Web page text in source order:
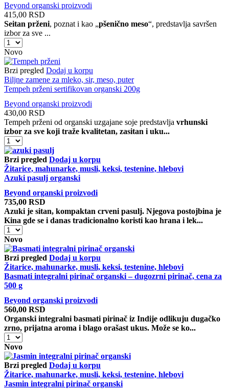
Beyond organski proizvodi
415,00 RSD
Seitan prženi, poznat i kao „pšenično meso“, predstavlja savršen
izbor za sve ...
Seitan
prženi
200g
–
biljni
proteinski
količina
Novo
Brzi pregled Dodaj u korpu
Biljne zamene za mleko, sir, meso, puter
Tempeh prženi sertifikovan organski 200g
Beyond organski proizvodi
430,00 RSD
Tempeh prženi od organski uzgajane soje predstavlja vrhunski
izbor za sve koji traže kvalitetan, zasitan i uku...
Tempeh
prženi
sertifikovan
organski
200g
Brzi pregled Dodaj u korpu
Žitarice, mahunarke, musli, keksi, testenine, hlebovi
Azuki pasulj organski
Beyond organski proizvodi
735,00 RSD
Azuki je sitan, kompaktan crveni pasulj. Njegova postojbina je
Kina gde se i danas tradicionalno koristi kao hrana i lek...
Azuki
pasulj
organski
količina
Novo
Brzi pregled Dodaj u korpu
Žitarice, mahunarke, musli, keksi, testenine, hlebovi
Basmati integralni pirinač organski – dugozrni pirinač, cena za
500 g
Beyond organski proizvodi
560,00 RSD
Organski integralni basmati pirinač iz Indije odlikuju dugačko
zrno, prijatna aroma i blago orašast ukus. Može se ko...
Basmati
integralni
pirinač
organski
–
dugozrni
Novo
Brzi pregled Dodaj u korpu
Žitarice, mahunarke, musli, keksi, testenine, hlebovi
Jasmin integralni pirinač organski